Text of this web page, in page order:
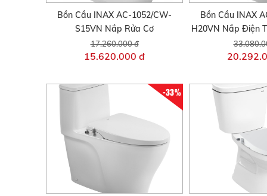
Bồn Cầu INAX AC-1052/CW-
S15VN Nắp Rửa Cơ
17.260.000 đ
15.620.000 đ
Bồn Cầu INAX
H20VN Nắp Điện
-33%